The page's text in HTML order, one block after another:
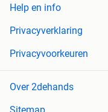
Help en info
Privacyverklaring
Privacyvoorkeuren
Over 2dehands